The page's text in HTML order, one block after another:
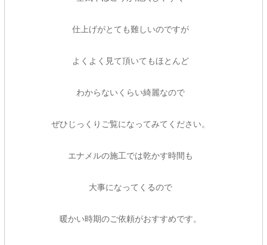
仕上げがとても難しいのですが
よくよく見て頂いてもほとんど
わからないくらい綺麗なので
ぜひじっくりご覧になってみてください。
エナメルの施工では乾かす時間も
大事になってくるので
暖かい時期のご依頼がおすすめです。